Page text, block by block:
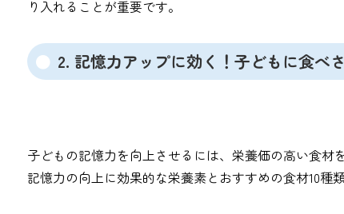
り入れることが重要です。
2. 記憶力アップに効く！子どもに食べ
子どもの記憶力を向上させるには、栄養価の高い食
記憶力の向上に効果的な栄養素とおすすめの食材10種